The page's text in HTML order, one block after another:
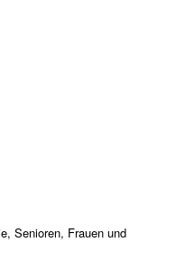
Senioren, Frauen und